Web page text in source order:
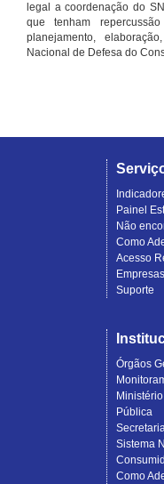
legal a coordenação do
que tenham
planejamento,
Nacional de Defesa do
Painel
Não
Como
Acesso
Empresas
Suporte
Órgãos
Pública
Sistema
Como